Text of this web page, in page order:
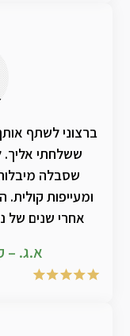
ברצוני לשתף
ששלחתי אליך.
שסבלה
ומעייפות
אחרי שנים של
לאיבוד קול
היה סדוק
א.ג. –